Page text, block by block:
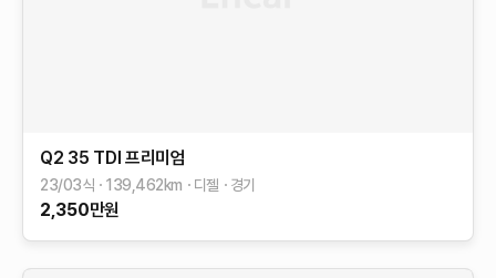
Q2 35 TDI 프리미엄
23/03식 139,462km 디젤 경기
2,350만원